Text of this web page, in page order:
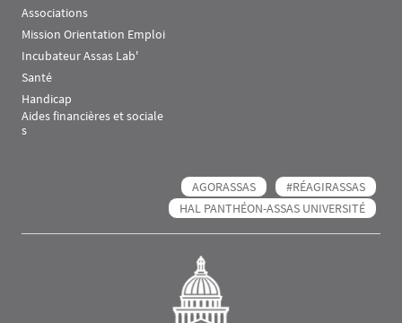
Associations
Mission Orientation Emploi
Incubateur Assas Lab'
Santé
Handicap
Aides financières et sociale
s
AGORASSAS
#RÉAGIRASSAS
HAL PANTHÉON-ASSAS UNIVERSITÉ